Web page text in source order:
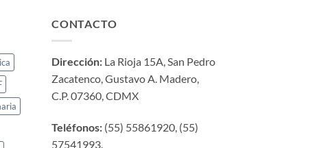
CONTACTO
Dirección: La Rioja 15A, San Pedro
Zacatenco, Gustavo A. Madero,
C.P. 07360, CDMX
Teléfonos: (55) 55861920, (55)
57541993.